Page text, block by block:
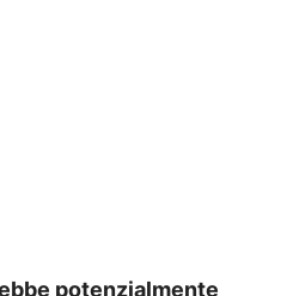
potenzialmente